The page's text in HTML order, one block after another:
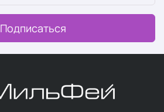
Подписаться